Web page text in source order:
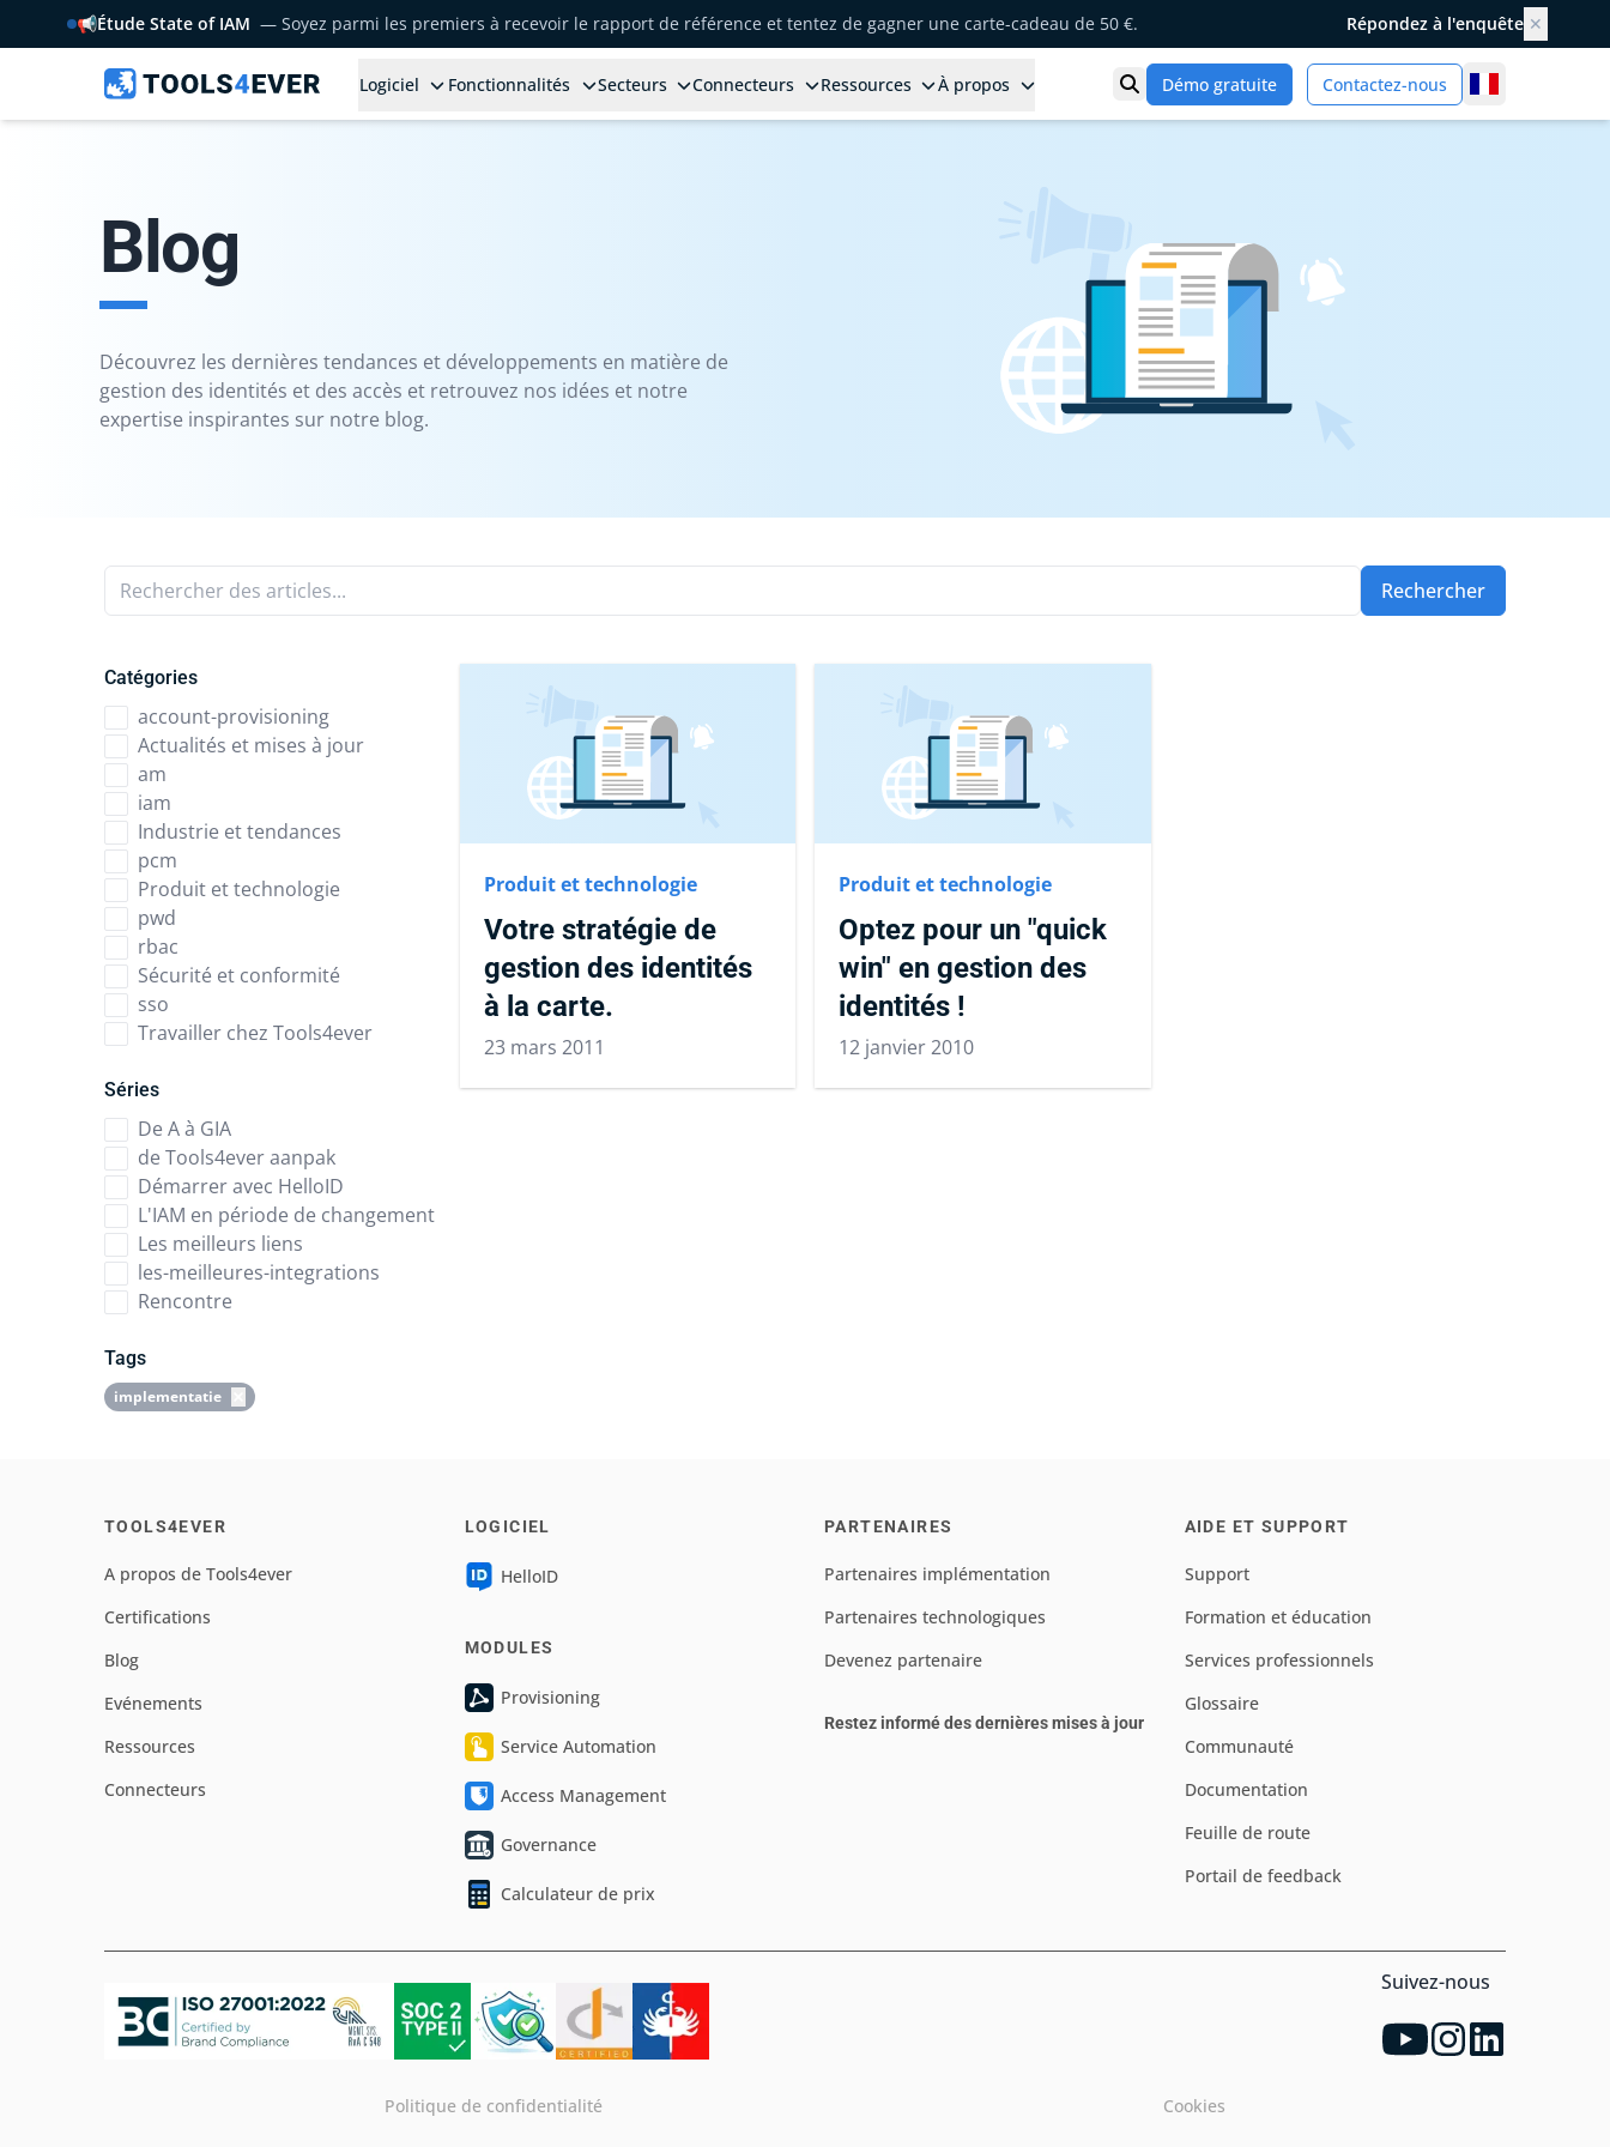
📢Étude State of IAM — Soyez parmi les premiers à recevoir le rapport de référence et tentez de gagner une carte-cadeau de 50 €. Répondez à l'enquête ✕
Logiciel Fonctionnalités Secteurs Connecteurs Ressources À propos Ouvrir la recherche
Démo gratuite Contactez-nous
Blog
Découvrez les dernières tendances et développements en matière de
gestion des identités et des accès et retrouvez nos idées et notre
expertise inspirantes sur notre blog.
Rechercher des articles... Rechercher
Catégories
account-provisioning
Actualités et mises à jour
am
iam
Industrie et tendances
pcm
Produit et technologie
pwd
rbac
Sécurité et conformité
sso
Travailler chez Tools4ever
Séries
De A à GIA
de Tools4ever aanpak
Démarrer avec HelloID
L'IAM en période de changement
Les meilleurs liens
les-meilleures-integrations
Rencontre
Tags
implementatie
Produit et technologie
Votre stratégie de
gestion des identités
à la carte.
23 mars 2011
Produit et technologie
Optez pour un "quick
win" en gestion des
identités !
12 janvier 2010
TOOLS4EVER
A propos de Tools4ever
Certifications
Blog
Evénements
Ressources
Connecteurs
LOGICIEL
HelloID
MODULES
Provisioning
Service Automation
Access Management
Governance
Calculateur de prix
PARTENAIRES
Partenaires implémentation
Partenaires technologiques
Devenez partenaire
Restez informé des dernières mises à jour
AIDE ET SUPPORT
Support
Formation et éducation
Services professionnels
Glossaire
Communauté
Documentation
Feuille de route
Portail de feedback
Suivez-nous
Politique de confidentialité Cookies